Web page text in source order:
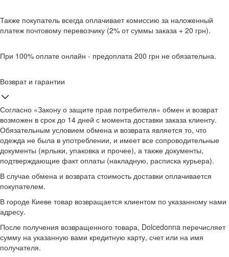
Также покупатель всегда оплачивает комиссию за наложенный
платеж почтовому перевозчику (2% от суммы заказа + 20 грн).
При 100% оплате онлайн - предоплата 200 грн не обязательна.
Возврат и гарантии
Согласно «Закону о защите прав потребителя» обмен и возврат
возможен в срок до 14 дней с момента доставки заказа клиенту.
Обязательным условием обмена и возврата является то, что
одежда не была в употреблении, и имеет все сопроводительные
документы (ярлыки, упаковка и прочее), а также документы,
подтверждающие факт оплаты (накладную, расписка курьера).
В случае обмена и возврата стоимость доставки оплачивается
покупателем.
В городе Киеве товар возвращается клиентом по указанному нами
адресу.
После получения возвращенного товара, Dolcedonna перечисляет
сумму на указанную вами кредитную карту, счет или на имя
получателя.